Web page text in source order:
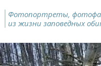
Фотопортреты,
из жизни заповедных